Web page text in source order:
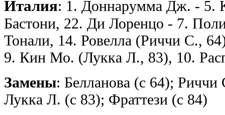
Италия: 1. Доннарумма Дж. - 5.
Бастони, 22. Ди Лоренцо - 7.
Тонали, 14. Ровелла (Риччи С.,
9. Кин Мо. (Лукка Л., 83), 10.
Замены: Белланова (с 64);
Лукка Л. (с 83); Фраттези (с 84)